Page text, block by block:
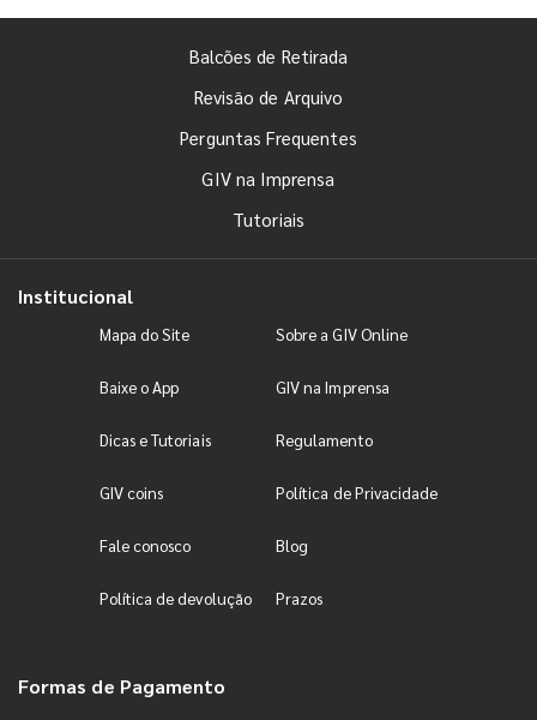
Balcões de Retirada
Revisão de Arquivo
Perguntas Frequentes
GIV na Imprensa
Tutoriais
Institucional
Mapa do Site Sobre a GIV Online
Baixe o App GIV na Imprensa
Dicas e Tutoriais Regulamento
GIV coins Política de Privacidade
Fale conosco Blog
Política de devolução Prazos
Formas de Pagamento